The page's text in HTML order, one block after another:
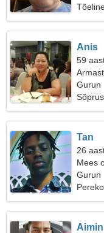
Anis
59
Gurun
Sõprus
Tan
26
Mees
Gurun
Aimin